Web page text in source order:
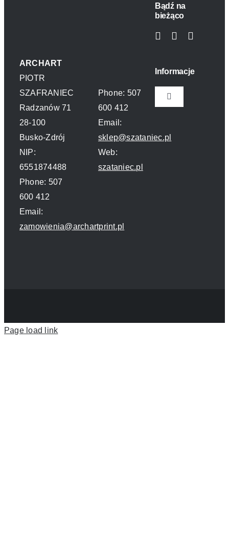
ARCHART
PIOTR
SZAFRANIEC
Radzanów 71
28-100
Busko-Zdrój
NIP:
6551874488
Phone: 507
600 412
Email:
zamowienia@archartprint.pl
Phone: 507
600 412
Email:
sklep@szataniec.pl
Web:
szataniec.pl
Bądź na
bieżąco
Informacje
Toggle
Navigation
Page load link